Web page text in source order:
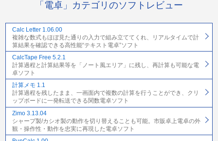
「電卓」カテゴリのソフトレビュー
Calc Letter 1.06.00
複雑な数式もほぼ見た通りの入力で組み立ててくれ、リアルタイムで計
算結果を確認できる高性能“テキスト電卓”ソフト
CalcTape Free 5.2.1
計算過程と計算結果等を「ノート風エリア」に残し、再計算も可能な電
卓ソフト
計算メモ 1.1
計算過程を残したまま、一画面内で複数の計算を行うことができ、クリ
ップボードに一発転送できる関数電卓ソフト
Zimo 3.13.04
シャープ製/カシオ製の動作を切り替えることも可能。市販卓上電卓の外
観・操作性・動作を忠実に再現した電卓ソフト